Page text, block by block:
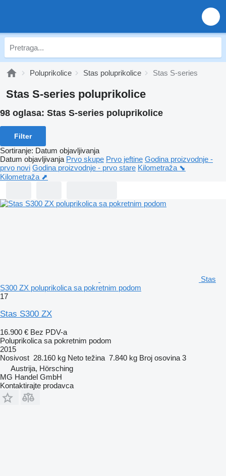
Poluprikolice Stas poluprikolice Stas S-series
Stas S-series poluprikolice
98 oglasa: Stas S-series poluprikolice
Filter
Sortiranje: Datum objavljivanja
Datum objavljivanja Prvo skupe Prvo jeftine Godina proizvodnje -
prvo novi Godina proizvodnje - prvo stare Kilometraža ⬊
Kilometraža ⬈
Stas
S300 ZX poluprikolica sa pokretnim podom
17
Stas S300 ZX
16.900 € Bez PDV-a
Poluprikolica sa pokretnim podom
2015
Nosivost 28.160 kg Neto težina 7.840 kg Broj osovina 3
Austrija, Hörsching
MG Handel GmbH
Kontaktirajte prodavca